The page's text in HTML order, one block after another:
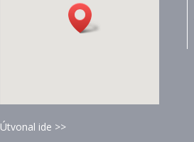
Útvonal ide >>